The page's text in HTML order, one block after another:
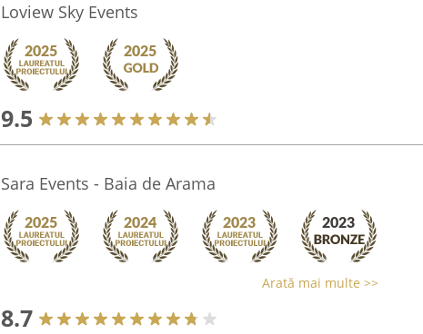
Loview Sky Events
9.5
Sara Events - Baia de Arama
Arată mai multe >>
8.7